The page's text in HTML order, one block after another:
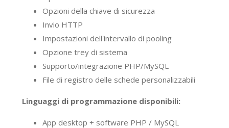
Opzioni della chiave di sicurezza
Invio HTTP
Impostazioni dell'intervallo di pooling
Opzione trey di sistema
Supporto/integrazione PHP/MySQL
File di registro delle schede personalizzabili
Linguaggi di programmazione disponibili:
App desktop + software PHP / MySQL